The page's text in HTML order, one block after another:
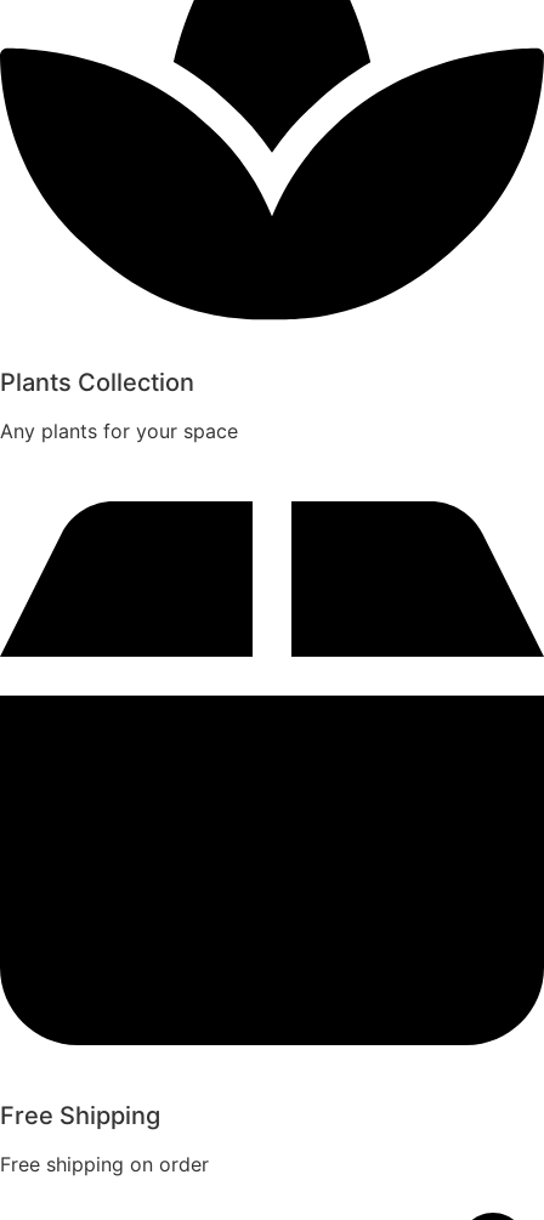
Plants Collection
Any plants for your space
Free Shipping
Free shipping on order